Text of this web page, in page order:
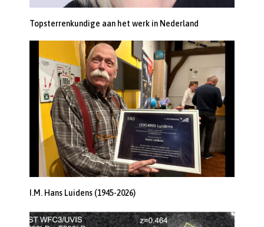
Topsterrenkundige aan het werk in Nederland
I.M. Hans Luidens (1945-2026)